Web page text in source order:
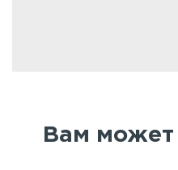
Вам может